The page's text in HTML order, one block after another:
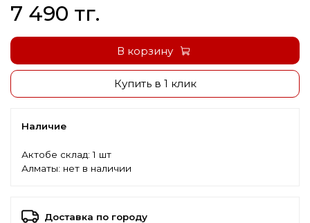
7 490 тг.
В корзину
Купить в 1 клик
Наличие
Актобе склад:1 шт
Алматы: нет в наличии
Доставка по городу